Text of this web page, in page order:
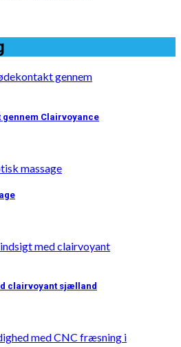
gennem Clairvoyance
clairvoyant sjælland